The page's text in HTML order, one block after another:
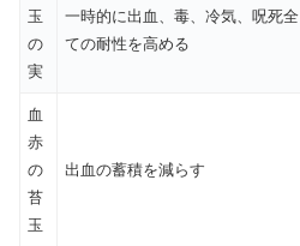
玉
の
実
一時的に出血、毒、冷気、呪死全
ての耐性を高める
血
赤
の
苔
玉
出血の蓄積を減らす